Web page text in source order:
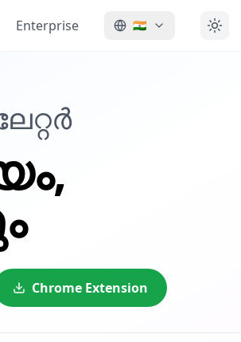
Enterprise 🇮🇳
Chrome Extension